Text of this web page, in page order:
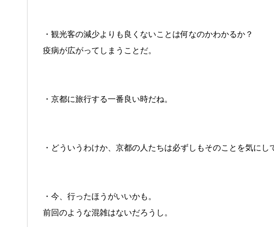
・観光客の減少よりも良くないことは何なのかわかるか？
疫病が広がってしまうことだ。
・京都に旅行する一番良い時だね。
・どういうわけか、京都の人たちは必ずしもそのことを気にし
・今、行ったほうがいいかも。
前回のような混雑はないだろうし。